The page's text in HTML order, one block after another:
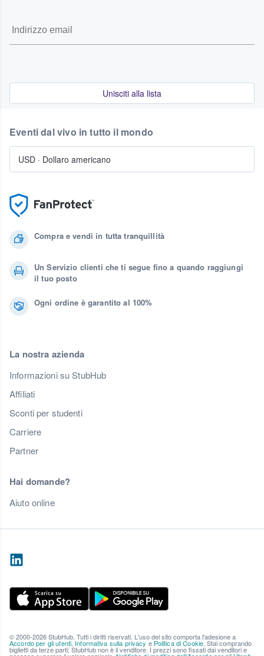
Unisciti alla lista
Compra e vendi in tutta tranquillità
Un Servizio clienti che ti segue fino a quando raggiungi
il tuo posto
Ogni ordine è garantito al 100%
La nostra azienda
Informazioni su StubHub
Affiliati
Sconti per studenti
Carriere
Partner
Hai domande?
Aiuto online
Eventi dal vivo in tutto il mondo
USD · Dollaro americano
© 2000-2026 StubHub. Tutti i diritti riservati. L'uso del sito comporta l'adesione a
Accordo per gli utenti Informativa sulla privacy e Politica di Cookie . Stai comprando
biglietti da terze parti; StubHub non è il venditore. I prezzi sono fissati dai venditori e